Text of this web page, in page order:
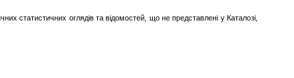
статистичних оглядів та відомостей, що не представлені у Каталозі,